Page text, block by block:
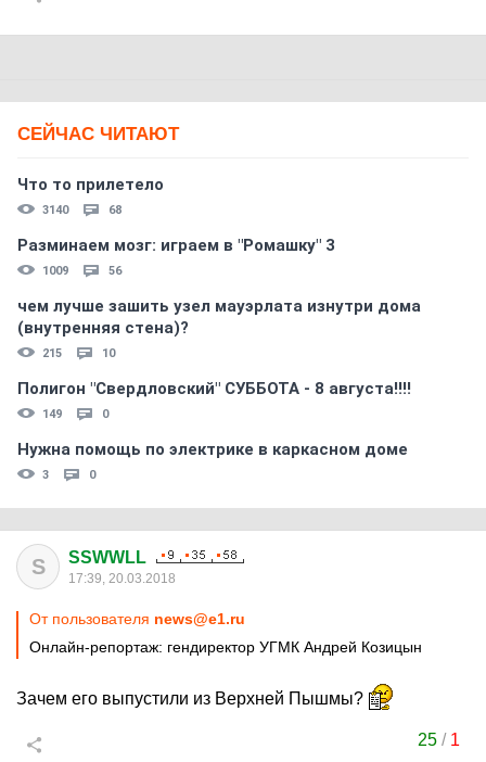
СЕЙЧАС ЧИТАЮТ
Что то прилетело
3140 68
Разминаем мозг: играем в "Ромашку" 3
1009 56
чем лучше зашить узел мауэрлата изнутри дома
(внутренняя стена)?
215 10
Полигон "Свердловский" СУББОТА - 8 августа!!!!
149 0
Нужна помощь по электрике в каркасном доме
3 0
S SSWWLL
17:39, 20.03.2018
От пользователя news@e1.ru
Онлайн-репортаж: гендиректор УГМК Андрей Козицын
Зачем его выпустили из Верхней Пышмы?
25 / 1